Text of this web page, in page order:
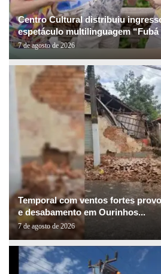
Centro Cultural distribuiu
espetáculo multilinguagem
7 de agosto de 2026
Temporal com ventos fortes
e desabamento em Ourinhos...
7 de agosto de 2026